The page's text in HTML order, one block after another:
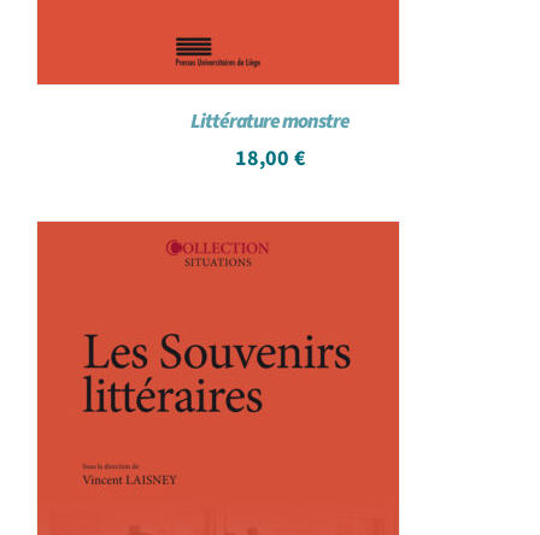
Littérature monstre
18,00 €